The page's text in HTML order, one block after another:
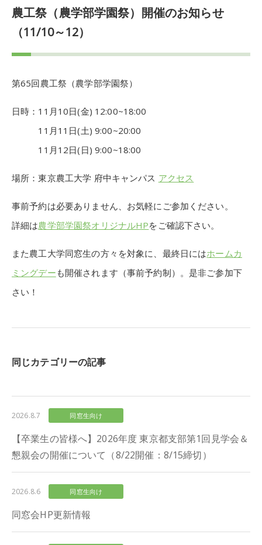
農工祭（農学部学園祭）開催のお知らせ
（11/10～12）
第65回農工祭（農学部学園祭）
日時：11月10日(金) 12:00~18:00
11月11日(土) 9:00~20:00
11月12日(日) 9:00~18:00
場所：東京農工大学 府中キャンパス アクセス
事前予約は必要ありません、お気軽にご参加ください。
詳細は農学部学園祭オリジナルHPをご確認下さい。
また農工大学同窓生の方々を対象に、最終日にはホームカ
ミングデー も開催されます（事前予約制）。是非ご参加下
さい！
同じカテゴリーの記事
2026.8.7 同窓生向け
【卒業生の皆様へ】2026年度 東京都支部第1回見学会＆
懇親会の開催について（8/22開催：8/15締切）
2026.8.6 同窓生向け
同窓会HP更新情報